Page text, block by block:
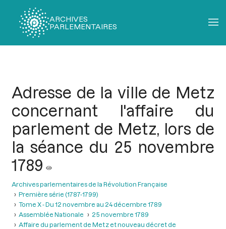
ARCHIVES
PARLEMENTAIRES
Adresse de la ville de Metz
concernant l'affaire du
parlement de Metz, lors de
la séance du 25 novembre
1789
Archives parlementaires de la Révolution Française
Première série (1787-1799)
Tome X - Du 12 novembre au 24 décembre 1789
Assemblée Nationale
25 novembre 1789
Affaire du parlement de Metz et nouveau décret de